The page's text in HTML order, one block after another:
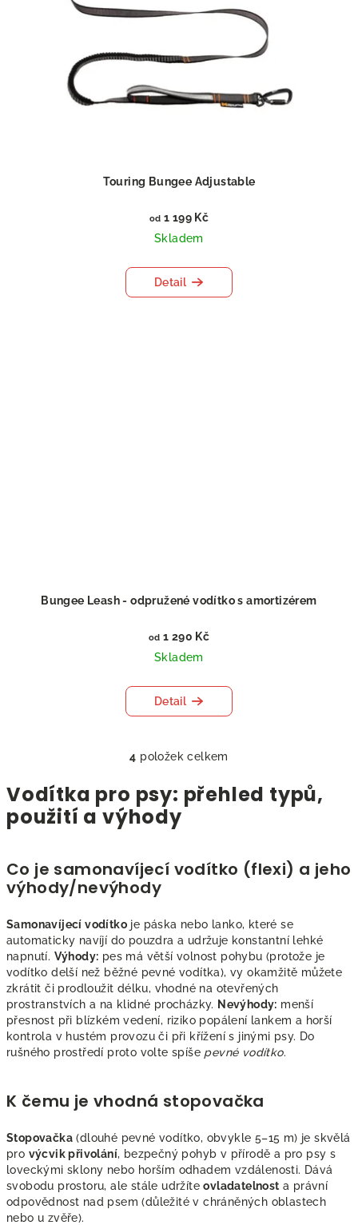
Touring Bungee Adjustable
od 1 199 Kč
Skladem
Detail
Bungee Leash - odpružené vodítko s amortizérem
od 1 290 Kč
Skladem
Detail
O
á
c
r
v
k
y
v
ý
p
i
u
4 položek celkem
Vodítka pro psy: přehled typů,
použití a výhody
Co je samonavíjecí vodítko (flexi) a jeho
výhody/nevýhody
Samonavíjecí vodítko je páska nebo lanko, které se
automaticky navíjí do pouzdra a udržuje konstantní lehké
napnutí. Výhody: pes má větší volnost pohybu (protože je
vodítko delší než běžné pevné vodítka), vy okamžitě můžete
zkrátit či prodloužit délku, vhodné na otevřených
prostranstvích a na klidné procházky. Nevýhody: menší
přesnost při blízkém vedení, riziko popálení lankem a horší
kontrola v hustém provozu či při křížení s jinými psy. Do
rušného prostředí proto volte spíše pevné vodítko.
K čemu je vhodná stopovačka
Stopovačka (dlouhé pevné vodítko, obvykle 5–15 m) je skvělá
pro výcvik přivolání, bezpečný pohyb v přírodě a pro psy s
loveckými sklony nebo horším odhadem vzdálenosti. Dává
svobodu prostoru, ale stále udržíteovladatelnost a právní
odpovědnost nad psem (důležité v chráněných oblastech
nebo u zvěře).